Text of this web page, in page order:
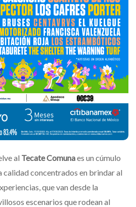
al Tecate Comunaes un cúmulo
calidad concentrados en brindar al
que van desde la
escenarios que rodean al